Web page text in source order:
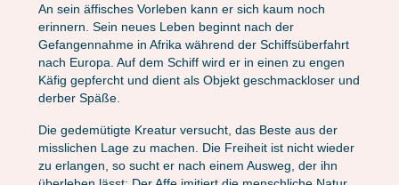
An sein äffisches Vorleben kann er sich kaum noch
erinnern. Sein neues Leben beginnt nach der
Gefangennahme in Afrika während der Schiffsüberfahrt
nach Europa. Auf dem Schiff wird er in einen zu engen
Käfig gepfercht und dient als Objekt geschmackloser und
derber Späße.
Die gedemütigte Kreatur versucht, das Beste aus der
misslichen Lage zu machen. Die Freiheit ist nicht wieder
zu erlangen, so sucht er nach einem Ausweg, der ihn